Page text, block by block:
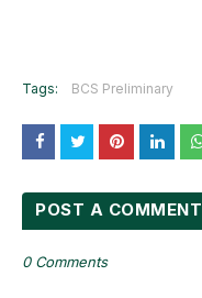
Tags: BCS Preliminary
POST A COMMENT
0 Comments